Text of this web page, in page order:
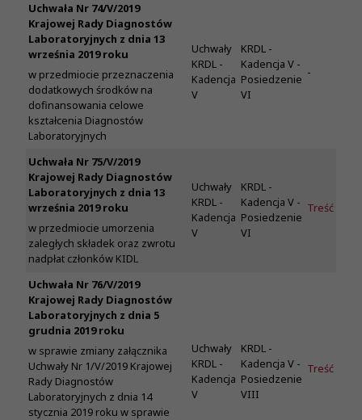
Uchwała Nr 74/V/2019
Krajowej Rady Diagnostów
Laboratoryjnych z dnia 13
września 2019 roku
w przedmiocie przeznaczenia
dodatkowych środków na
dofinansowania celowe
kształcenia Diagnostów
Laboratoryjnych
Uchwały
KRDL -
Kadencja
V
KRDL -
Kadencja V -
Posiedzenie
VI
-
Uchwała Nr 75/V/2019
Krajowej Rady Diagnostów
Laboratoryjnych z dnia 13
września 2019 roku
w przedmiocie umorzenia
zaległych składek oraz zwrotu
nadpłat członków KIDL
Uchwały
KRDL -
Kadencja
V
KRDL -
Kadencja V -
Posiedzenie
VI
Treść
Uchwała Nr 76/V/2019
Krajowej Rady Diagnostów
Laboratoryjnych z dnia 5
grudnia 2019 roku
w sprawie zmiany załącznika
Uchwały Nr 1/V/2019 Krajowej
Rady Diagnostów
Laboratoryjnych z dnia 14
stycznia 2019 roku w sprawie
Uchwały
KRDL -
Kadencja
V
KRDL -
Kadencja V -
Posiedzenie
VIII
Treść